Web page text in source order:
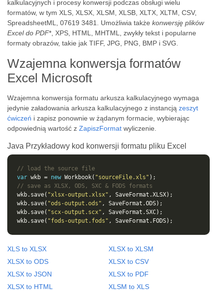
kalkulacyjnych i procesy konwersji podczas obsługi wielu
formatów, w tym XLS, XLSX, XLSM, XLSB, XLTX, XLTM, CSV,
SpreadsheetML, 07619 3481. Umożliwia także konwersję plików
Excel do PDF*, XPS, HTML, MHTML, zwykły tekst i popularne
formaty obrazów, takie jak TIFF, JPG, PNG, BMP i SVG.
Wzajemna konwersja formatów
Excel Microsoft
Wzajemna konwersja formatu arkusza kalkulacyjnego wymaga
jedynie załadowania arkusza kalkulacyjnego z instancją zeszyt
ćwiczeń i zapisz ponownie w żądanym formacie, wybierając
odpowiednią wartość z ZapiszFormat wyliczenie.
Java Przykładowy kod konwersji formatu pliku Excel
// load the source file
var wkb = new Workbook( "sourceFile.xls"
// save as XLSX, ODS, SXC & FODS formats
wkb.save( "xlsx-output.xlsx"
wkb.save( "ods-output.ods"
wkb.save( "scx-output.scx"
wkb.save( "fods-output.fods"
XLS to XLSX
XLSX to XLSM
XLSX to ODS
XLSX to CSV
XLSX to JSON
XLSX to PDF
XLSX to HTML
XLSM to XLS